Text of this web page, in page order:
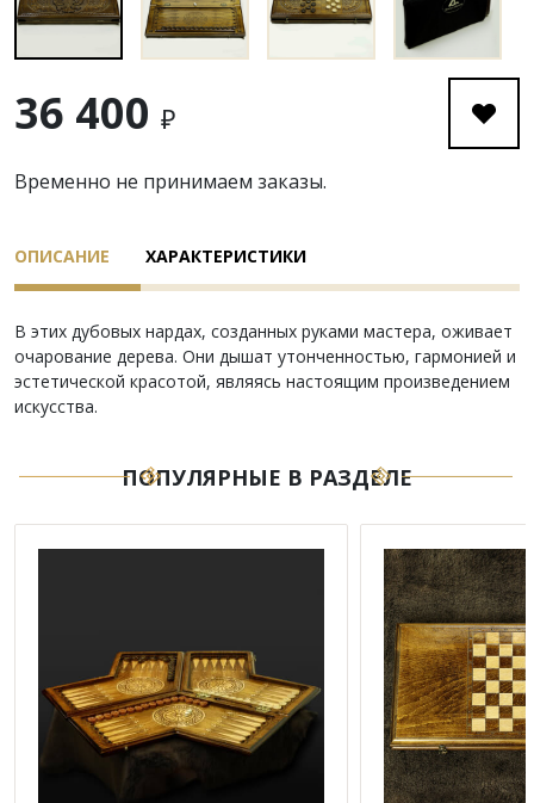
36 400 ₽
Временно не принимаем заказы.
ОПИСАНИЕ ХАРАКТЕРИСТИКИ
В этих дубовых нардах, созданных руками мастера, оживает
очарование дерева. Они дышат утонченностью, гармонией и
эстетической красотой, являясь настоящим произведением
искусства.
ПОПУЛЯРНЫЕ В РАЗДЕЛЕ